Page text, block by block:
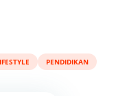
PENDIDIKAN